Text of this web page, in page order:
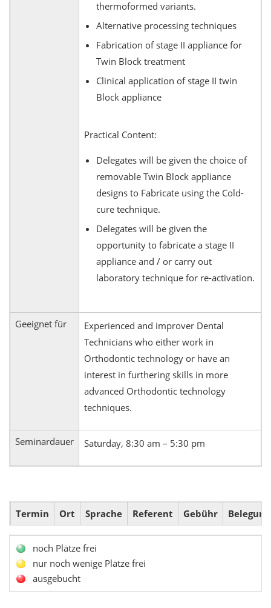
thermoformed variants.
Alternative processing techniques
Fabrication of stage II appliance for
Twin Block treatment
Clinical application of stage II twin
Block appliance
Practical Content:
Delegates will be given the choice of
removable Twin Block appliance
designs to Fabricate using the Cold-
cure technique.
Delegates will be given the
opportunity to fabricate a stage II
appliance and / or carry out
laboratory technique for re-activation.
Geeignet für
Experienced and improver Dental
Technicians who either work in
Orthodontic technology or have an
interest in furthering skills in more
advanced Orthodontic technology
techniques.
Seminardauer Saturday, 8:30 am – 5:30 pm
Termin Ort Sprache Referent Gebühr Belegung
noch Plätze frei
nur noch wenige Plätze frei
ausgebucht